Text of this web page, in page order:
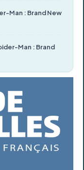
Man : Brand New
Man : Brand